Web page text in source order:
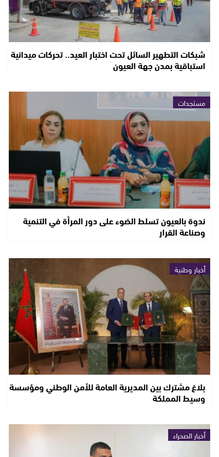
شبكات التطهير السائل تحت اختبار العيد.. تحركات ميدانية
استباقية بمدن جهة العيون
مستجدات
ندوة بالعيون تسلط الضوء على دور المرأة في التنمية
وصناعة القرار
أخبار وطنية
بلاغ مشترك بين المديرية العامة للأمن الوطني ومؤسسة
وسيط المملكة
أخبار الصحراء